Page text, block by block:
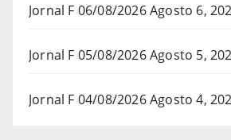
Jornal F 06/08/2026Agosto 6,
Jornal F 05/08/2026Agosto 5,
Jornal F 04/08/2026Agosto 4,